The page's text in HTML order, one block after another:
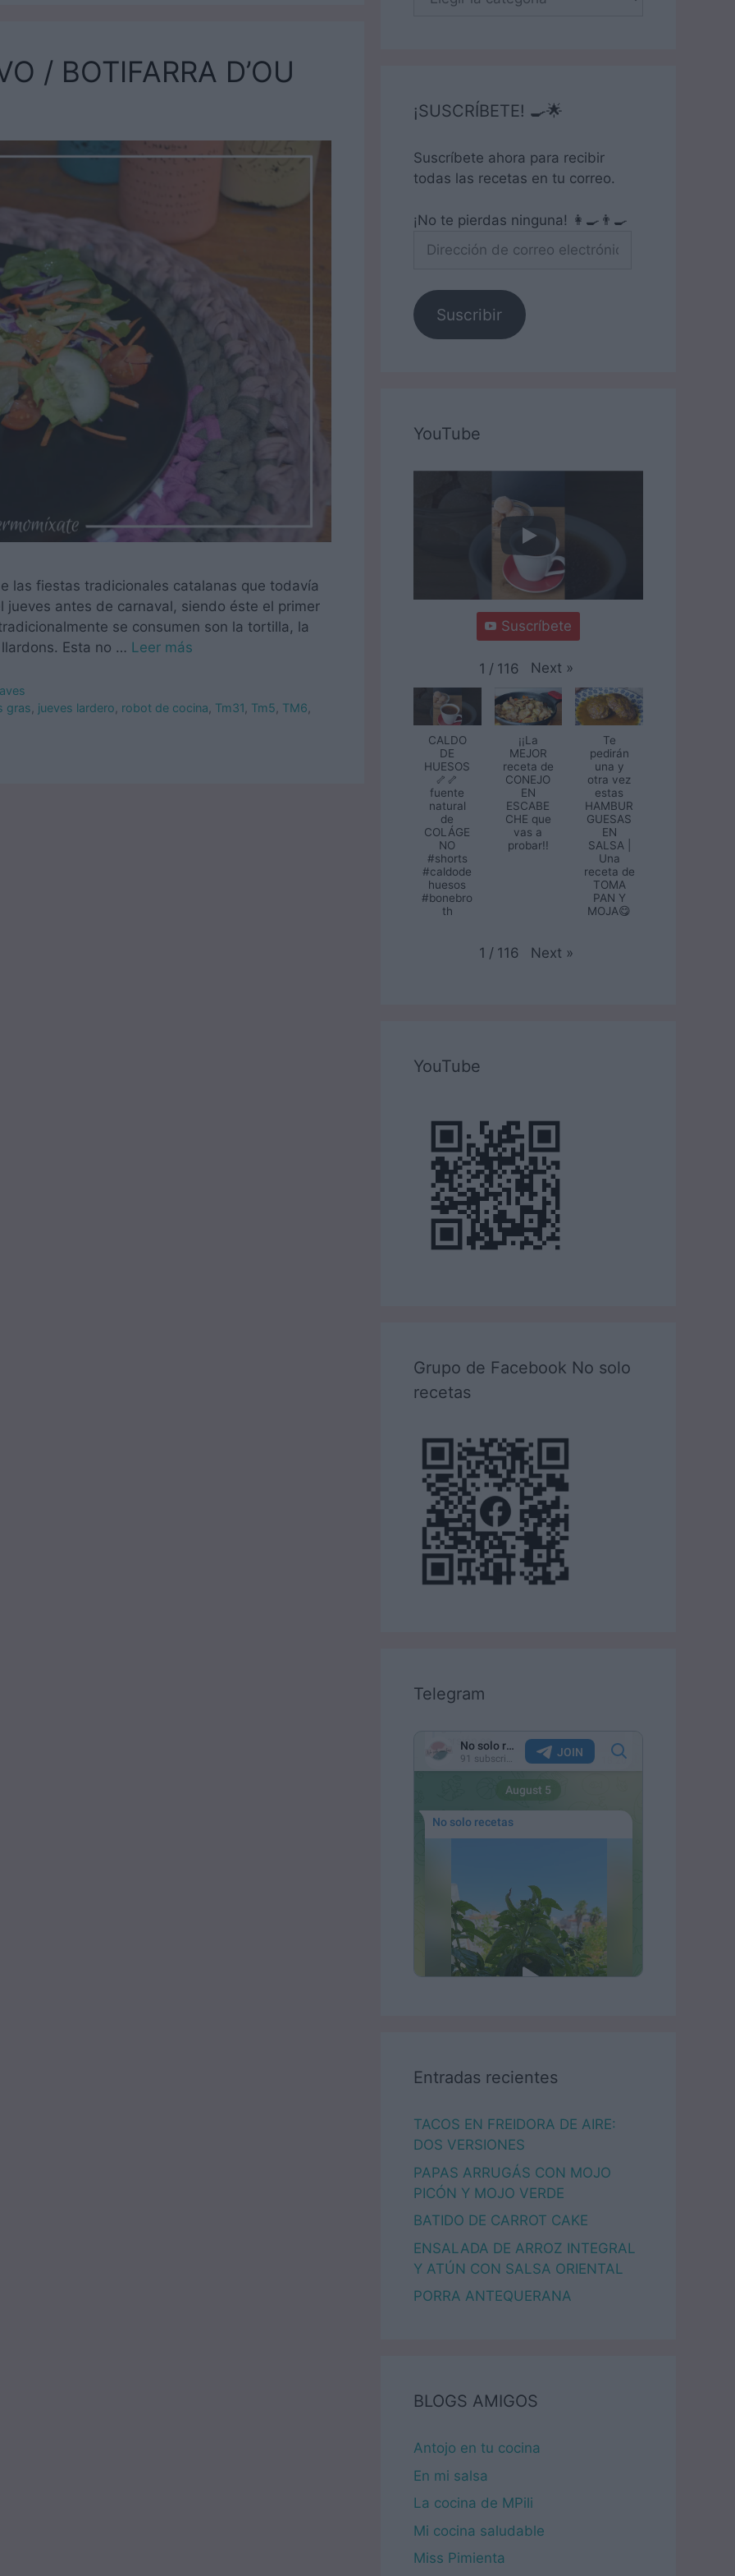
/ BOTIFARRA D’OU
las fiestas tradicionales catalanas que todavía
jueves antes de carnaval, siendo éste el primer
se consumen son la tortilla, la
Esta no … Leer más
gras jueves lardero robot de cocina Tm31 Tm5 TM6
¡SUSCRÍBETE! 🍳🌟
Suscríbete ahora para recibir
todas las recetas en tu correo.
¡No te pierdas ninguna! 👩‍🍳👨‍🍳
de
electrónico
Suscribir
YouTube
Suscríbete
1 / 116 Next »
CALDO
DE
HUESOS
🦴🦴
fuente
natural
de
COLÁGE
NO
#shorts
#caldode
huesos
#bonebro
th
¡¡La
MEJOR
receta de
CONEJO
EN
ESCABE
CHE que
vas a
probar!!
Te
pedirán
una y
otra vez
estas
HAMBUR
GUESAS
EN
SALSA |
Una
receta de
TOMA
PAN Y
MOJA😋
1 / 116 Next »
YouTube
Grupo de Facebook No solo
recetas
Telegram
Entradas recientes
TACOS EN FREIDORA DE AIRE:
DOS VERSIONES
PAPAS ARRUGÁS CON MOJO
PICÓN Y MOJO VERDE
BATIDO DE CARROT CAKE
ENSALADA DE ARROZ INTEGRAL
Y ATÚN CON SALSA ORIENTAL
PORRA ANTEQUERANA
BLOGS AMIGOS
Antojo en tu cocina
En mi salsa
La cocina de MPili
Mi cocina saludable
Miss Pimienta